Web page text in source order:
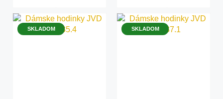
SKLADOM SKLADOM